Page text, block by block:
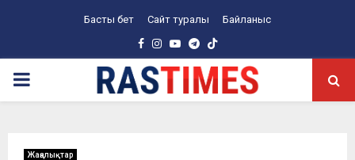
Басты бет Сайт туралы Байланыс
Facebook
Instagram
YoutubeTelegram
PRIMARY
Жаңалықтар